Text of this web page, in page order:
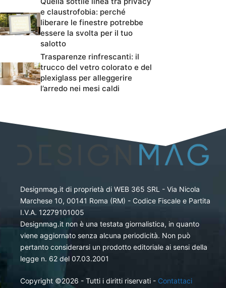
e claustrofobia: perché
liberare le finestre potrebbe
essere la svolta per il tuo
salotto
Trasparenze rinfrescanti: il
trucco del vetro colorato e del
plexiglass per alleggerire
l’arredo nei mesi caldi
Designmag.it di proprietà di WEB 365 SRL - Via Nicola
Marchese 10, 00141 Roma (RM) - Codice Fiscale e Partita
I.V.A. 12279101005
Designmag.it non è una testata giornalistica, in quanto
viene aggiornato senza alcuna periodicità. Non può
pertanto considerarsi un prodotto editoriale ai sensi della
legge n. 62 del 07.03.2001
Copyright ©2026 - Tutti i diritti riservati - Contattaci